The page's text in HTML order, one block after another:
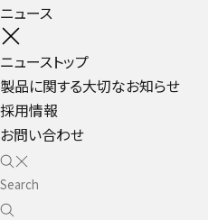
ニュース
ニューストップ
製品に関する大切なお知らせ
採用情報
お問い合わせ